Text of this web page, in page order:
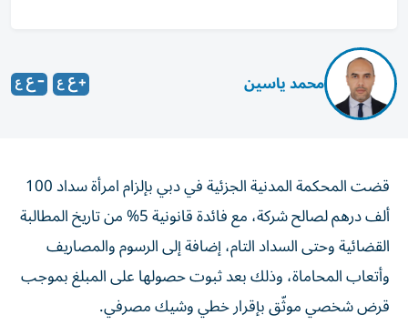
محمد ياسين
قضت المحكمة المدنية الجزئية في دبي بإلزام امرأة سداد 100
ألف درهم لصالح شركة، مع فائدة قانونية 5% من تاريخ المطالبة
القضائية وحتى السداد التام، إضافة إلى الرسوم والمصاريف
وأتعاب المحاماة، وذلك بعد ثبوت حصولها على المبلغ بموجب
قرض شخصي موثّق بإقرار خطي وشيك مصرفي.